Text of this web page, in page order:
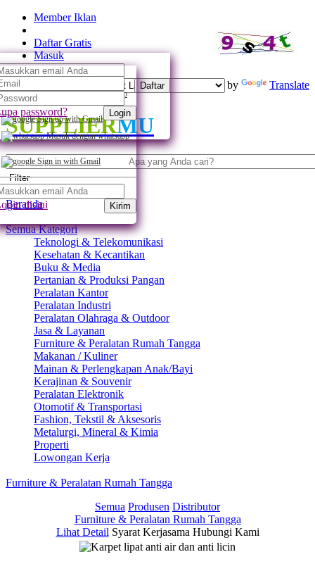
Member Iklan
Daftar Gratis
Daftar
Daftar dengan whatsapp
Sign up with Gmail
Masuk
password? Login
Masuk dengan whatsapp
Sign in with Gmail
disini Kirim
Powered by Translate
SUPPLIERMU
Filter
Beranda
Semua Kategori
Teknologi & Telekomunikasi
Kesehatan & Kecantikan
Buku & Media
Pertanian & Produksi Pangan
Peralatan Kantor
Peralatan Industri
Peralatan Olahraga & Outdoor
Jasa & Layanan
Furniture & Peralatan Rumah Tangga
Makanan / Kuliner
Mainan & Perlengkapan Anak/Bayi
Kerajinan & Souvenir
Peralatan Elektronik
Otomotif & Transportasi
Fashion, Tekstil & Aksesoris
Metalurgi, Mineral & Kimia
Properti
Lowongan Kerja
Furniture & Peralatan Rumah Tangga
Semua Produsen Distributor
Furniture & Peralatan Rumah Tangga
Lihat Detail Syarat Kerjasama Hubungi Kami